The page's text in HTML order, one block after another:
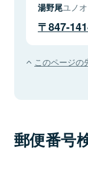
湯野尾ユノオ
847-
このページの
郵便番号